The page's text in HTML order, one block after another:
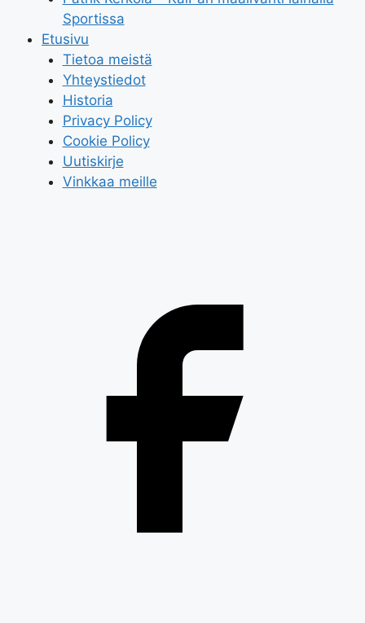
Sportissa
Etusivu
Tietoa meistä
Yhteystiedot
Historia
Privacy Policy
Cookie Policy
Uutiskirje
Vinkkaa meille